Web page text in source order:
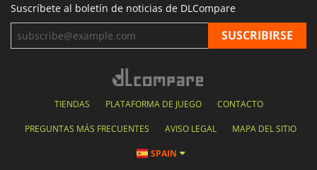
Suscríbete al boletín de noticias de DLCompare
TIENDAS PLATAFORMA DE JUEGO CONTACTO
PREGUNTAS MÁS FRECUENTES AVISO LEGAL MAPA DEL SITIO
SPAIN